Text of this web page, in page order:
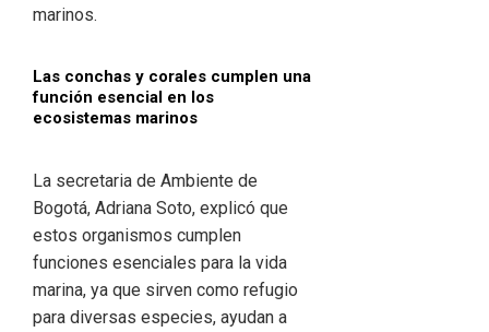
marinos.
Las conchas y corales cumplen una
función esencial en los
ecosistemas marinos
La secretaria de Ambiente de
Bogotá, Adriana Soto, explicó que
estos organismos cumplen
funciones esenciales para la vida
marina, ya que sirven como refugio
para diversas especies, ayudan a